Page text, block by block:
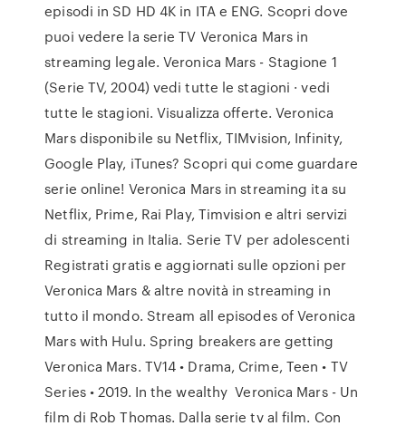
episodi in SD HD 4K in ITA e ENG. Scopri dove
puoi vedere la serie TV Veronica Mars in
streaming legale. Veronica Mars - Stagione 1
(Serie TV, 2004) vedi tutte le stagioni · vedi
tutte le stagioni. Visualizza offerte. Veronica
Mars disponibile su Netflix, TIMvision, Infinity,
Google Play, iTunes? Scopri qui come guardare
serie online! Veronica Mars in streaming ita su
Netflix, Prime, Rai Play, Timvision e altri servizi
di streaming in Italia. Serie TV per adolescenti
Registrati gratis e aggiornati sulle opzioni per
Veronica Mars & altre novità in streaming in
tutto il mondo. Stream all episodes of Veronica
Mars with Hulu. Spring breakers are getting
Veronica Mars. TV14 • Drama, Crime, Teen • TV
Series • 2019. In the wealthy Veronica Mars - Un
film di Rob Thomas. Dalla serie tv al film. Con